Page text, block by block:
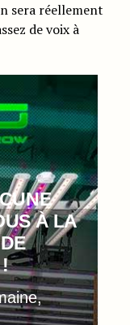
sera réellement
de voix à
À LA
!